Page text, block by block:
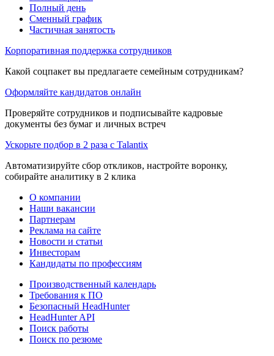
Полный день
Сменный график
Частичная занятость
Корпоративная поддержка сотрудников
Какой соцпакет вы предлагаете семейным сотрудникам?
Оформляйте кандидатов онлайн
Проверяйте сотрудников и подписывайте кадровые
документы без бумаг и личных встреч
Ускорьте подбор в 2 раза с Talantix
Автоматизируйте сбор откликов, настройте воронку,
собирайте аналитику в 2 клика
О компании
Наши вакансии
Партнерам
Реклама на сайте
Новости и статьи
Инвесторам
Кандидаты по профессиям
Производственный календарь
Требования к ПО
Безопасный HeadHunter
HeadHunter API
Поиск работы
Поиск по резюме